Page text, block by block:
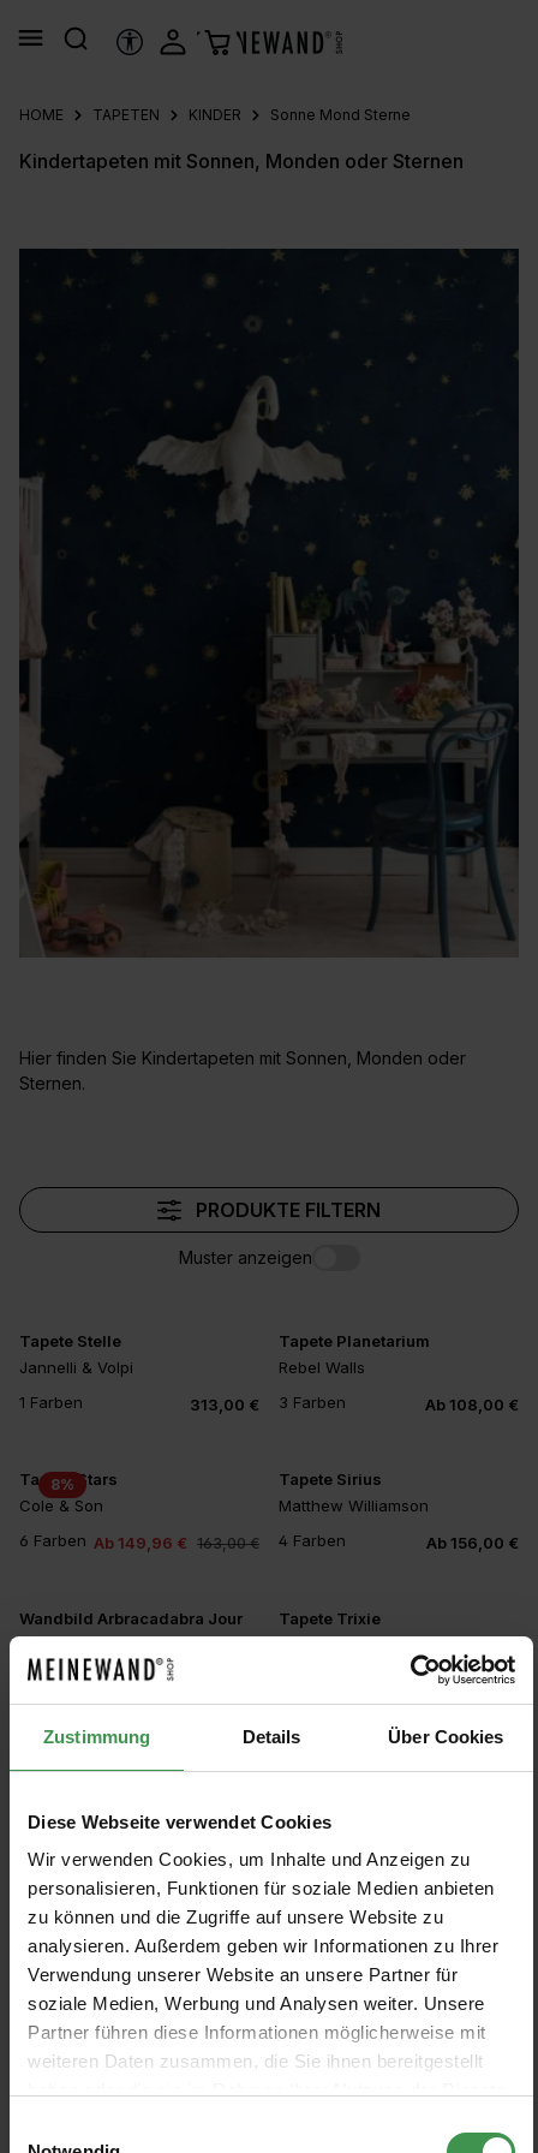
Zustimmung Details Über Cookies
Diese Webseite verwendet Cookies
Wir verwenden Cookies, um Inhalte und Anzeigen zu
personalisieren, Funktionen für soziale Medien anbieten
zu können und die Zugriffe auf unsere Website zu
analysieren. Außerdem geben wir Informationen zu Ihrer
Verwendung unserer Website an unsere Partner für
soziale Medien, Werbung und Analysen weiter. Unsere
Partner führen diese Informationen möglicherweise mit
weiteren Daten zusammen, die Sie ihnen bereitgestellt
springen
HILFSTOOLS
HOME TAPETEN KINDER Sonne Mond Sterne
Kindertapeten mit Sonnen, Monden oder Sternen
Hier finden Sie Kindertapeten mit Sonnen, Monden oder
Sternen.
PRODUKTE FILTERN
Muster anzeigen
Tapete Stelle
Jannelli & Volpi
1 Farben
313,00 €
Tapete Planetarium
Rebel Walls
3 Farben
Ab 108,00 €
8%
+2
Tapete Stars
Cole & Son
6 Farben Ab 149,96 € 163,00 €
Tapete Sirius
Matthew Williamson
4 Farben
Ab 156,00 €
Wandbild Arbracadabra Jour
2 Farben
Ab 401,00 €
Tapete Trixie
Ab 240,00 €
2 Farben
Ab 489,00 €
3 Farben
Tapete Mini Me 4
Eijffinger
2 Farben
Ab 72,95 €
Tapete Jungle Glow
Majvillan
3 Farben
Ab 99,00 €
Wandbild Stargazing
Rebel Walls
2 Farben
Ab 540,00 €
Wandbild Pixie
Rebel Walls
2 Farben
Ab 473,00 €